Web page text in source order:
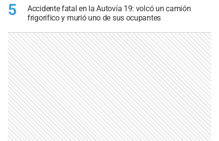
5
Accidente fatal en la Autovía 19: volcó un camión
frigorífico y murió uno de sus ocupantes